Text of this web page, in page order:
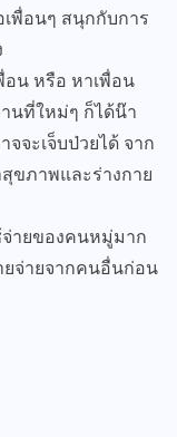
พื่อนๆ สนุกกับการ
อน หรือ หาเพื่อน
นที่ใหม่ๆ ก็ได้น๊า
จะเจ็บป่วยได้ จาก
ขภาพและร่างกาย
จ่ายของคนหมู่มาก
ยจ่ายจากคนอื่นก่อน